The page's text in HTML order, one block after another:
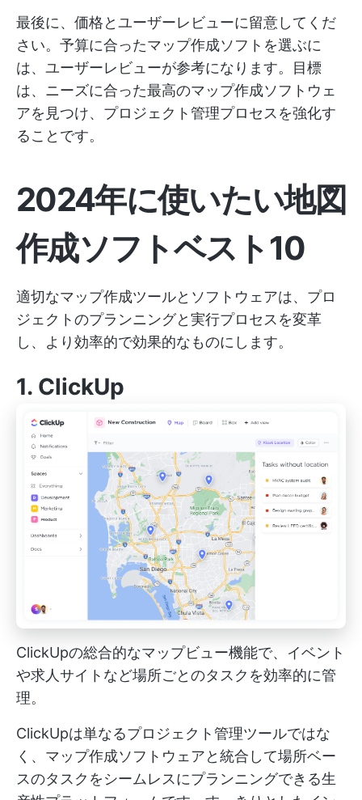
最後に、価格とユーザーレビューに留意してくだ
さい。予算に合ったマップ作成ソフトを選ぶに
は、ユーザーレビューが参考になります。目標
は、ニーズに合った最高のマップ作成ソフトウェ
アを見つけ、プロジェクト管理プロセスを強化す
ることです。
2024年に使いたい地図
作成ソフトベスト10
適切なマップ作成ツールとソフトウェアは、プロ
ジェクトのプランニングと実行プロセスを変革
し、より効率的で効果的なものにします。
1. ClickUp
ClickUpの総合的なマップビュー機能で、イベント
や求人サイトなど場所ごとのタスクを効率的に管
理。
ClickUpは単なるプロジェクト管理ツールではな
く、マップ作成ソフトウェアと統合して場所ベー
スのタスクをシームレスにプランニングできる生